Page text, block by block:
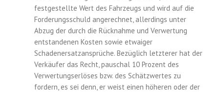
festgestellte Wert des Fahrzeugs und wird auf die
Forderungsschuld angerechnet, allerdings unter
Abzug der durch die Rücknahme und Verwertung
entstandenen Kosten sowie etwaiger
Schadenersatzansprüche. Bezüglich letzterer hat der
Verkäufer das Recht, pauschal 10 Prozent des
Verwertungserlöses bzw. des Schätzwertes zu
fordern, es sei denn, er weist einen höheren oder der